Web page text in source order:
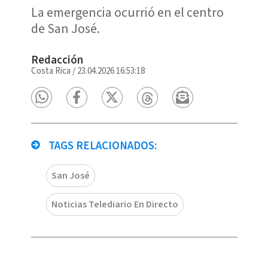
La emergencia ocurrió en el centro
de San José.
Redacción
Costa Rica /23.04.2026 16:53:18
TAGS RELACIONADOS:
San José
Noticias Telediario En Directo